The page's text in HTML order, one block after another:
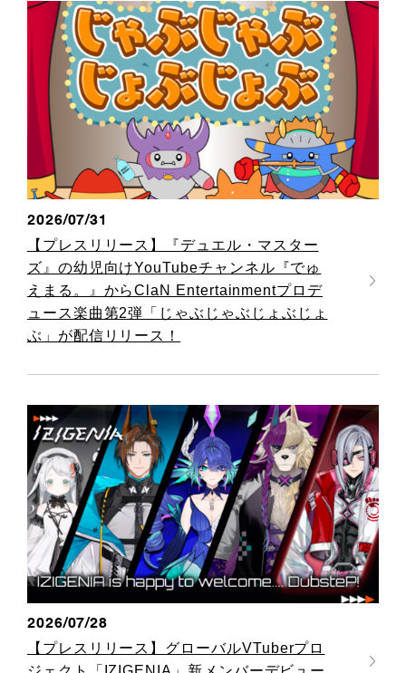
2026/07/31
【プレスリリース】『デュエル・マスター
ズ』の幼児向けYouTubeチャンネル『でゅ
えまる。』からClaN Entertainmentプロデ
ュース楽曲第2弾「じゃぶじゃぶじょぶじょ
ぶ」が配信リリース！
2026/07/28
【プレスリリース】グローバルVTuberプロ